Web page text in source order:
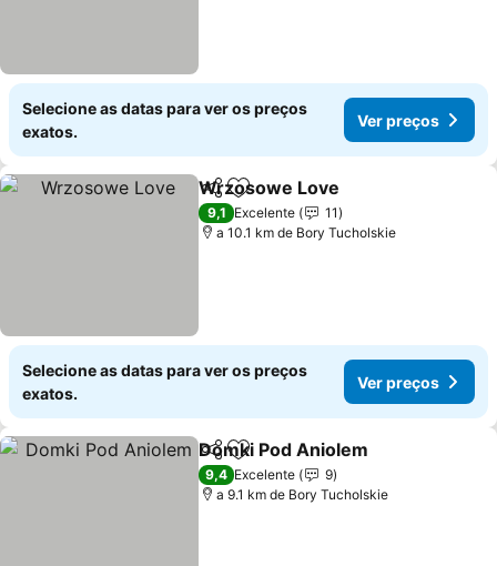
Selecione as datas para ver os preços
exatos.
Ver preços
PartilharAdicionar aos favoritos
Wrzosowe Love
9,1 Excelente
11
a 10.1 km de Bory Tucholskie
Selecione as datas para ver os preços
exatos.
Ver preços
PartilharAdicionar aos favoritos
Domki Pod Aniolem
9,4 Excelente
9
a 9.1 km de Bory Tucholskie